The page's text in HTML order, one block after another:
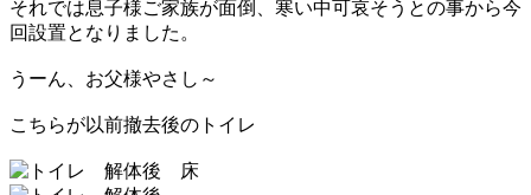
それでは息子様ご家族が面倒、寒い中可哀そう との事から今
回設置となりました。
うーん、お父様やさし～
こちらが以前撤去後のトイレ